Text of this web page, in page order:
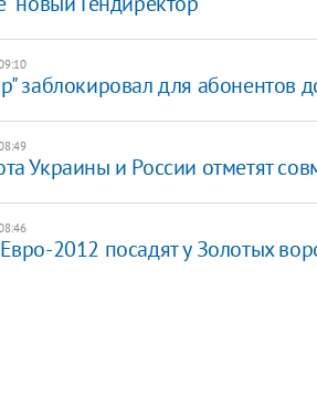
заблокировал для абонентов
Украины и России отметят
2012 посадят у Золотых